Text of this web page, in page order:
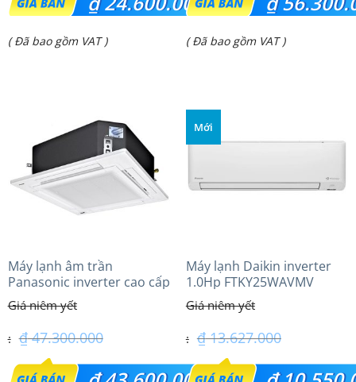
gốc
là:
Giá
₫ 24.600.000.
( Đã bao gồm VAT )
gốc
là:
Giá
₫ 56.300.000.
( Đã bao gồm VAT )
Máy lạnh âm trần
Panasonic inverter cao cấp
(6.0Hp) S-3448PU3HA/U-
48PRH1H5
₫47.300.000
Giá
Mới
Máy lạnh Daikin inverter
1.0Hp FTKY25WAVMV
₫13.627.000
Giá